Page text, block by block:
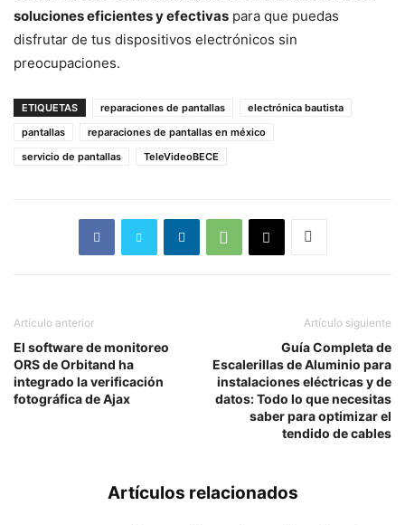
soluciones eficientes y efectivas para que puedas
disfrutar de tus dispositivos electrónicos sin
preocupaciones.
ETIQUETAS reparaciones de pantallas
electrónica bautista
pantallas
reparaciones de pantallas en méxico
servicio de pantallas
TeleVideoBECE
Artículo anterior
El software de monitoreo
ORS de Orbitand ha
integrado la verificación
fotográfica de Ajax
Artículo siguiente
Guía Completa de
Escalerillas de Aluminio para
instalaciones eléctricas y de
datos: Todo lo que necesitas
saber para optimizar el
tendido de cables
Artículos relacionados